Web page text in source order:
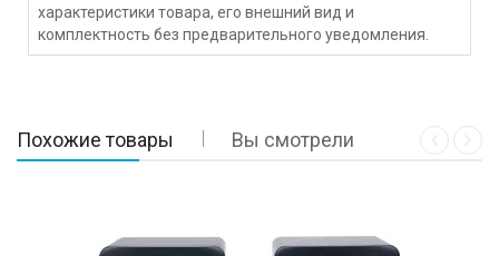
характеристики товара, его внешний вид и
комплектность без предварительного уведомления.
Похожие товары Вы смотрели